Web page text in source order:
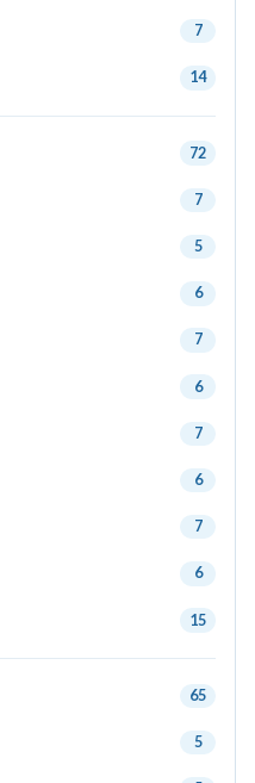
7
14
72
7
5
6
7
6
7
6
7
6
15
65
5